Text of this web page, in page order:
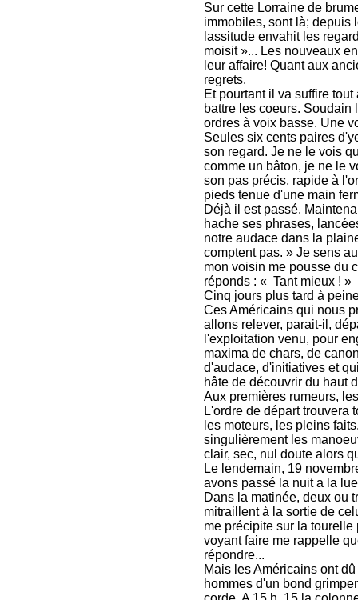
Sur cette Lorraine de
immobiles, sont là; depuis
lassitude envahit les
moisit »... Les nouveaux
leur affaire! Quant aux
regrets.
Et pourtant il va suffire
battre les coeurs. Soudain
ordres à voix basse. Une
Seules six cents paires
son regard. Je ne le vois
comme un bâton, je ne le
son pas précis, rapide à
pieds tenue d'une main
Déjà il est passé.
hache ses phrases,
notre audace dans la
comptent pas. » Je sens
mon voisin me pousse du
réponds : « Tant mieux ! »
Cinq jours plus tard à
Ces Américains qui nous
allons relever, parait-il,
l'exploitation venu, pour
maxima de chars, de
d'audace, d'initiatives et
hâte de découvrir du haut
Aux premières rumeurs,
L'ordre de départ trouvera
les moteurs, les pleins
singulièrement les
clair, sec, nul doute alors
Le lendemain, 19
avons passé la nuit a la
Dans la matinée, deux ou
mitraillent à la sortie de
me précipite sur la
voyant faire me rappelle
répondre...
Mais les Américains ont
hommes d'un bond